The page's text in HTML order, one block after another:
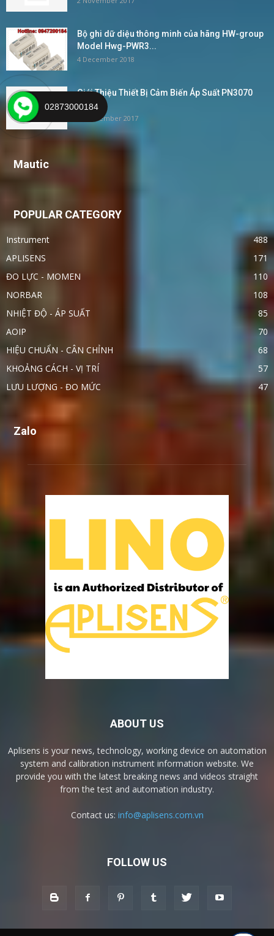
Bộ ghi dữ diệu thông minh của hãng HW-group
Model Hwg-PWR3...
4 December 2018
Giới Thiệu Thiết Bị Cảm Biến Áp Suất PN3070
IFM –...
24 November 2017
Mautic
POPULAR CATEGORY
Instrument
488
APLISENS
171
ĐO LỰC - MOMEN
110
NORBAR
108
NHIỆT ĐỘ - ÁP SUẤT
85
AOIP
70
HIỆU CHUẨN - CÂN CHỈNH
68
KHOẢNG CÁCH - VỊ TRÍ
57
LƯU LƯỢNG - ĐO MỨC
47
Zalo
ABOUT US
Aplisens is your news, technology, working device on automation
system and calibration instrument information website. We
provide you with the latest breaking news and videos straight
from the test and automation industry.
Contact us: info@aplisens.com.vn
FOLLOW US
02873000184